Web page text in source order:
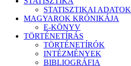
STATISZTIKAI ADATOK
MAGYAROK KRÓNIKÁJA
E-KÖNYV
TÖRTÉNETÍRÁS
TÖRTÉNETÍRÓK
INTÉZMÉNYEK
BIBLIOGRÁFIA